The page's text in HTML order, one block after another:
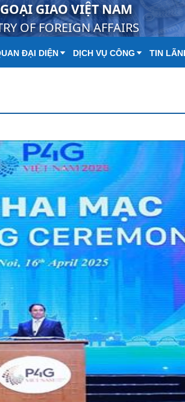
GIAO VIỆT NAM
OF FOREIGN AFFAIRS
ĐẠI DIỆN DỊCH VỤ CÔNG TIN